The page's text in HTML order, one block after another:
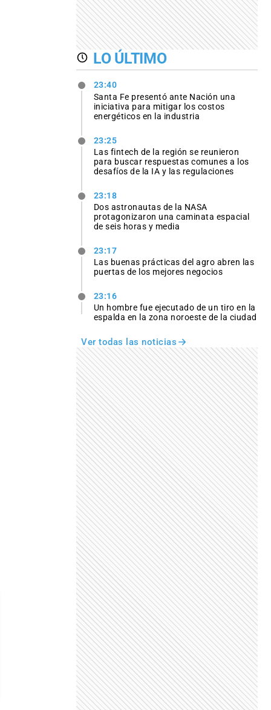
LO ÚLTIMO
23:40
Santa Fe presentó ante Nación una
iniciativa para mitigar los costos
energéticos en la industria
23:25
Las fintech de la región se reunieron
para buscar respuestas comunes a los
desafíos de la IA y las regulaciones
23:18
Dos astronautas de la NASA
protagonizaron una caminata espacial
de seis horas y media
23:17
Las buenas prácticas del agro abren las
puertas de los mejores negocios
23:16
Un hombre fue ejecutado de un tiro en la
espalda en la zona noroeste de la ciudad
Ver todas las noticias